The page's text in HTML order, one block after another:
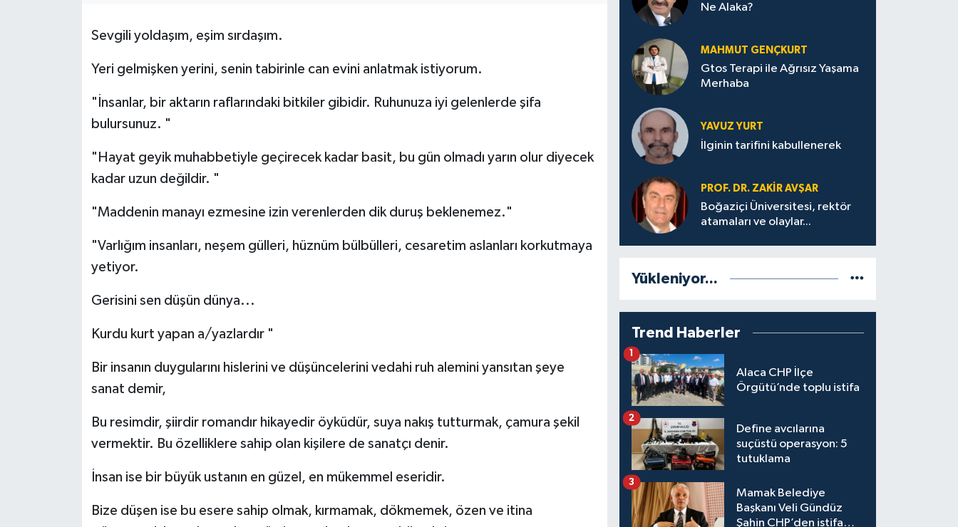
Sevgili yoldaşım, eşim sırdaşım.
Yeri gelmişken yerini, senin tabirinle can evini anlatmak istiyorum.
"İnsanlar, bir aktarın raflarındaki bitkiler gibidir. Ruhunuza iyi gelenlerde şifa
bulursunuz. "
"Hayat geyik muhabbetiyle geçirecek kadar basit, bu gün olmadı yarın olur diyecek
kadar uzun değildir. "
"Maddenin manayı ezmesine izin verenlerden dik duruş beklenemez."
"Varlığım insanları, neşem gülleri, hüznüm bülbülleri, cesaretim aslanları korkutmaya
yetiyor.
Gerisini sen düşün dünya...
Kurdu kurt yapan a/yazlardır "
Bir insanın duygularını hislerini ve düşüncelerini vedahi ruh alemini yansıtan şeye
sanat demir,
Bu resimdir, şiirdir romandır hikayedir öyküdür, suya nakış tutturmak, çamura şekil
vermektir. Bu özelliklere sahip olan kişilere de sanatçı denir.
İnsan ise bir büyük ustanın en güzel, en mükemmel eseridir.
Bize düşen ise bu esere sahip olmak, kırmamak, dökmemek, özen ve itina
Ne Alaka?
MAHMUT GENÇKURT
Gtos Terapi ile Ağrısız Yaşama
Merhaba
YAVUZ YURT
İlginin tarifini kabullenerek
PROF. DR. ZAKIR AVŞAR
Boğaziçi Üniversitesi, rektör
atamaları ve olaylar...
Yükleniyor...
Trend Haberler
Alaca CHP İlçe
Örgütü’nde toplu istifa
1
Define avcılarına
suçüstü operasyon: 5
tutuklama
2
Mamak Belediye
Başkanı Veli Gündüz
Şahin CHP’den istifa
3